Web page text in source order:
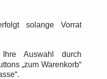
solange Vorrat
Auswahl durch
„zum Warenkorb“